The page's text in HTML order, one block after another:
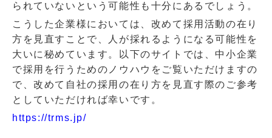
られていないという可能性も十分にあるでしょう。
こうした企業様においては、改めて採用活動の在り
方を見直すことで、人が採れるようになる可能性を
大いに秘めています。以下のサイトでは、中小企業
で採用を行うためのノウハウをご覧いただけますの
で、改めて自社の採用の在り方を見直す際のご参考
としていただければ幸いです。
https://trms.jp/